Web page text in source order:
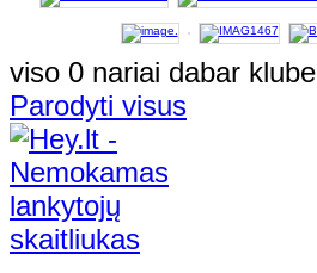
viso 0 nariai dabar klube
Parodyti visus